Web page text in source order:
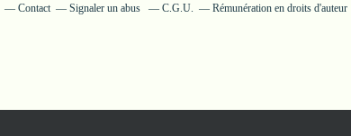
Contact Signaler un abus C.G.U. Rémunération en droits d'auteur